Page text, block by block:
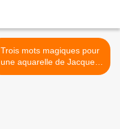
Trois mots magiques pour
une aquarelle de Jacques
ALBERT . >